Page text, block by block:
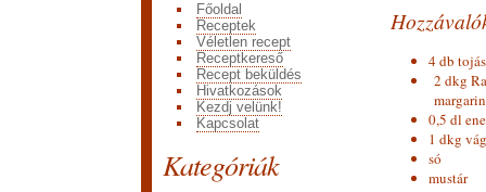
Főoldal
Receptek
Véletlen recept
Receptkereső
Recept beküldés
Hivatkozások
Kezdj velünk!
Kapcsolat
Kategóriák
4 db tojás
2 dkg
margarin
0,5 dl
1 dkg
só
mustár